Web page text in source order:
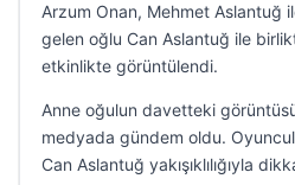
Arzum Onan, Mehmet Aslantuğ
gelen oğlu Can Aslantuğ ile
etkinlikte görüntülendi.
Anne oğulun davetteki
medyada gündem oldu.
Can Aslantuğ yakışıklılığıyla